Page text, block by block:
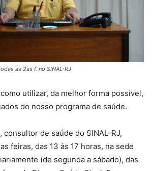
às 2as f. no SINAL-RJ
utilizar, da melhor forma possível,
do nosso programa de saúde.
consultor de saúde do SINAL-RJ,
feiras, das 13 às 17 horas, na sede
(de segunda a sábado), das